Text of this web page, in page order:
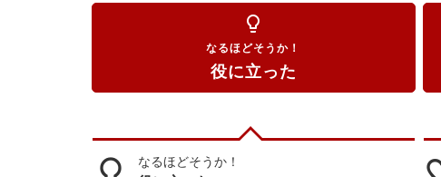
lightbulb_outline
なるほどそうか！
役に立った
なるほどそうか！